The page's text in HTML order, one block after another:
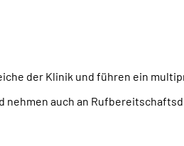
der Klinik und führen ein
auch an